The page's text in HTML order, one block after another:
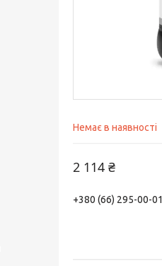
Немає в наявності
2 114 ₴
+380 (66) 295-00-01